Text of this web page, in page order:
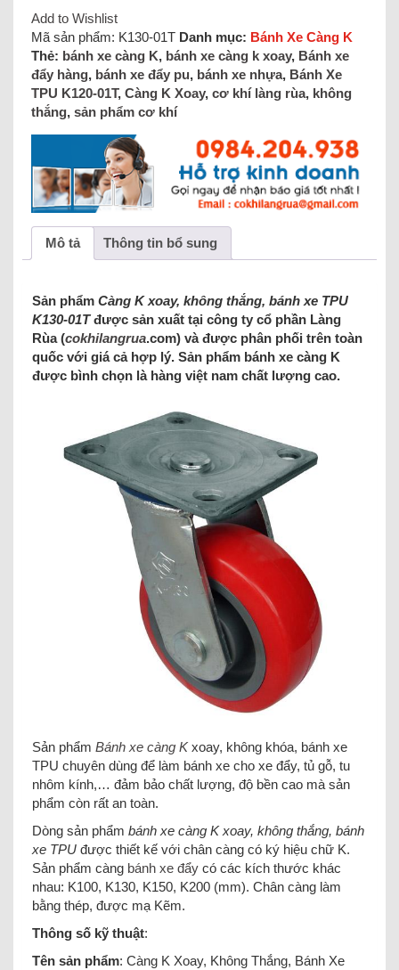
Add to Wishlist
Mã sản phẩm: K130-01T Danh mục: Bánh Xe Càng K
Thẻ: bánh xe càng K, bánh xe càng k xoay, Bánh xe
đẩy hàng, bánh xe đẩy pu, bánh xe nhựa, Bánh Xe
TPU K120-01T, Càng K Xoay, cơ khí làng rùa, không
thắng, sản phẩm cơ khí
Mô tả Thông tin bổ sung
Sản phẩm Càng K xoay, không thắng, bánh xe TPU
K130-01Tđược sản xuất tại công ty cổ phần Làng
Rùa (cokhilangrua.com) và được phân phối trên toàn
quốc với giá cả hợp lý. Sản phẩm bánh xe càng K
được bình chọn là hàng việt nam chất lượng cao.
Sản phẩm Bánh xe càng Kxoay, không khóa, bánh xe
TPU chuyên dùng để làm bánh xe cho xe đẩy, tủ gỗ, tu
nhôm kính,… đảm bảo chất lượng, độ bền cao mà sản
phẩm còn rất an toàn.
Dòng sản phẩm bánh xe càng K xoay, không thắng, bánh
xe TPU được thiết kế với chân càng có ký hiệu chữ K.
Sản phẩm càng bánh xe đẩy có các kích thước khác
nhau: K100, K130, K150, K200 (mm). Chân càng làm
bằng thép, được mạ Kẽm.
Thông số kỹ thuật:
Tên sản phẩm: Càng K Xoay, Không Thắng, Bánh Xe